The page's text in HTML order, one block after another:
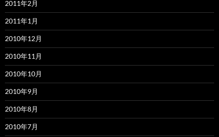
2011年2月
2011年1月
2010年12月
2010年11月
2010年10月
2010年9月
2010年8月
2010年7月